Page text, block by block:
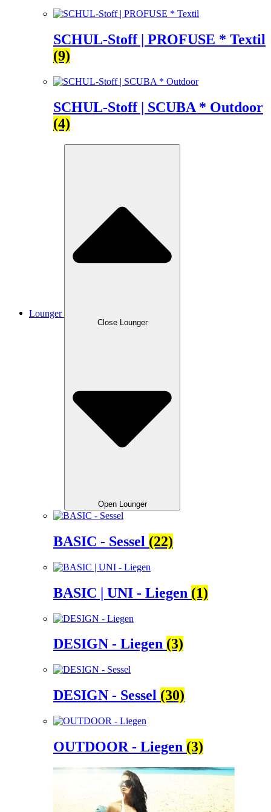
SCHUL-Stoff | PROFUSE * Textil
(9)
SCHUL-Stoff | SCUBA * Outdoor
(4)
Lounger
Close Lounger
Open Lounger
BASIC - Sessel (22)
BASIC | UNI - Liegen (1)
DESIGN - Liegen (3)
DESIGN - Sessel (30)
OUTDOOR - Liegen (3)